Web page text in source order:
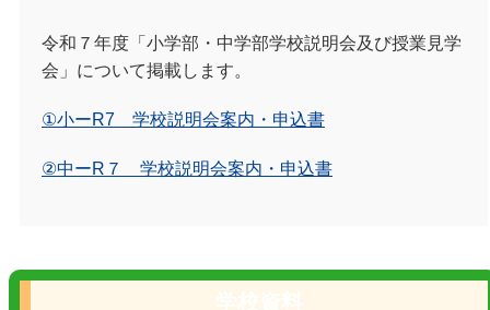
令和７年度「小学部・中学部学校説明会及び授業見学
会」について掲載します。
①小ーR7 学校説明会案内・申込書
②中ーR ７ 学校説明会案内・申込書